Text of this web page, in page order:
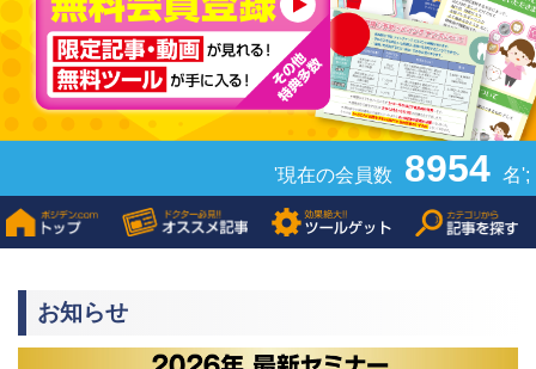
'現在の会員数 8954 名';
お知らせ